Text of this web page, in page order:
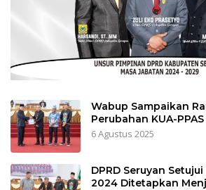
Wabup Sampaikan
Perubahan KUA-
6 Agustus 2025
DPRD Seruyan
2024 Ditetapkan